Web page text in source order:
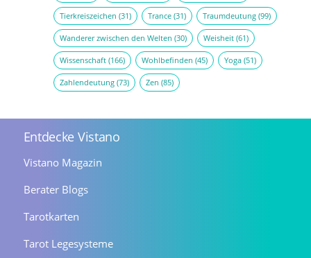
Tierkreiszeichen (31) Trance(31) Traumdeutung(99)
Wanderer zwischen den Welten (30) Weisheit(61)
Wissenschaft(166) Wohlbefinden (45) Yoga(51)
Zahlendeutung(73) Zen (85)
Entdecke Vistano
Vistano Magazin
Berater Blogs
Tarotkarten
Tarot Legesysteme